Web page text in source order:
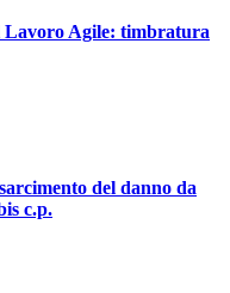
Lavoro Agile: timbratura
del danno da
c.p.